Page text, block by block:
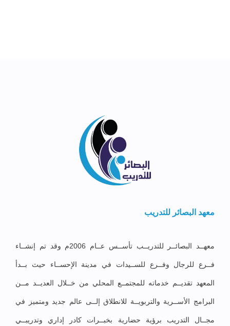
معهد البصائر للتدريب
معهــد البصائــر للتدريــب تأســس عــام 2006م وقد تم إنشــاء
فــرع للرجال وفــرع للســيدات في مدينة الإحســاء حيث بــدأ
المعهد تقديــم خدماته للمجتمــع المحلي من خــلال العديــد مــن
البرامج الأســرية والتربويــة للانطلاق إلــى عالم جديد ومتميز في
مجــال التدريب برؤية حضارية بخبــرات كادر إداري وتدريبــي